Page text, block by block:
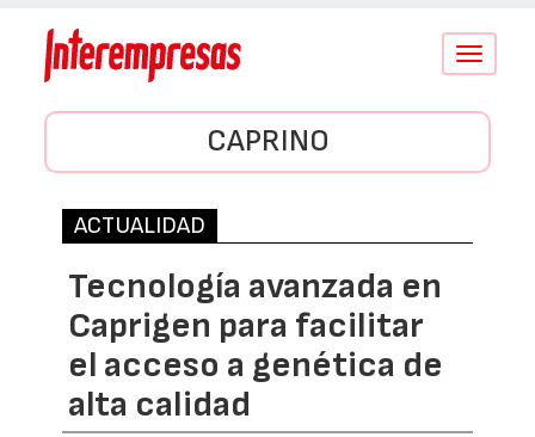
Conmutar
CAPRINO
ACTUALIDAD
Tecnología avanzada en
Caprigen para facilitar
el acceso a genética de
alta calidad